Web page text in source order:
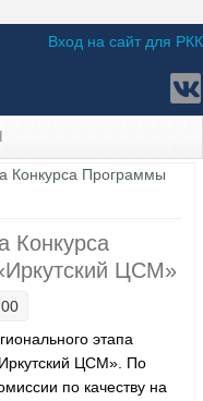
Вход на сайт для РКК
Конкурса Программы
Конкурса
ЦСМ»
этапа
ЦСМ». По
по качеству на